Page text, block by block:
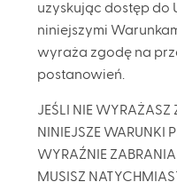
uzyskując dostęp do
niniejszymi
wyraża zgodę na
postanowień.
JEŚLI NIE
NINIEJSZE WARUNKI
WYRAŹNIE
MUSISZ